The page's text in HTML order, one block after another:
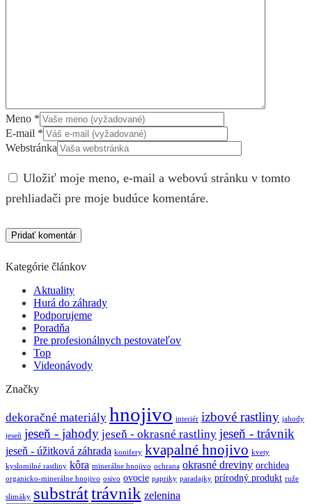
Meno *
E-mail *
Webstránka
Uložiť moje meno, e-mail a webovú stránku v tomto
prehliadači pre moje budúce komentáre.
Kategórie článkov
Aktuality
Hurá do záhrady
Podporujeme
Poradňa
Pre profesionálnych pestovateľov
Top
Videonávody
Značky
dekoračné materiály hnojivo interiér izbové rastliny jahody
jeseň jeseň - jahody jeseň - okrasné rastliny jeseň - trávnik
jeseň - úžitková záhrada konifery kvapalné hnojivo kvety
kyslomilné rastliny kôra minerálne hnojivo ochrana okrasné dreviny orchidea
organicko-minerálne hnojivo osivo ovocie papriky paradajky prírodný produkt ruže
slimáky substráttrávnik zelenina